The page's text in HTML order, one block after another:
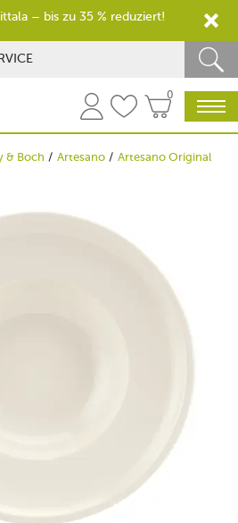
0
& Boch Artesano Artesano Original
– bis zu 35 % reduziert!